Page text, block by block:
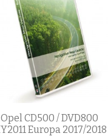
Opel CD500 / DVD800
Europa 2017/2018